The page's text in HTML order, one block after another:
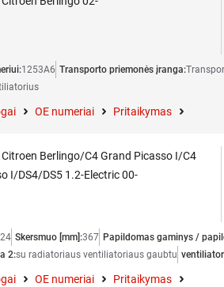
1253A6 Transporto priemonės įranga:
OE numeriai Pritaikymas
Berlingo/C4 Grand Picasso I/C4
I/DS4/DS5 1.2-Electric 00-
Skersmuo [mm]:367 Papildomas gaminys /
2:su radiatoriaus ventiliatoriaus gaubtu
OE numeriai Pritaikymas